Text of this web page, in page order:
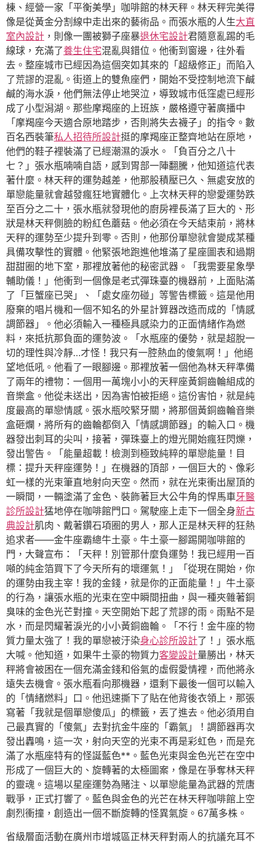
棟、經營一家「平衡美學」咖啡館的林天秤。林天秤完美得
像是從黃金分割線中走出來的藝術品。而張水瓶的人生大直
室內設計 ，則像一團被獅子座暴退休宅設計君隨意亂踢的毛
線球，充滿了養生住宅混亂與錯位。他衝到窗邊，往外看
去。整座城市已經因為這個突如其來的「超級修正」而陷入
了荒謬的混亂。街道上的雙魚座們，開始不受控制地流下鹹
鹹的海水淚，他們無法停止地哭泣，導致城市低窪處已經形
成了小型潟湖。那些摩羯座的上班族，嚴格遵守著廣播中
「摩羯座今天適合原地踏步，否則將失去襪子」的指令。數
百名西裝筆私人招待所設計挺的摩羯座正整齊地站在原地，
他們的鞋子裡裝滿了已經潮濕的淚水。「負百分之八十
七？」張水瓶喃喃自語，感到胃部一陣翻騰，他知道這代表
著什麼。林天秤的運勢越差，他那股積壓已久、無處安放的
單戀能量就會越發瘋狂地實體化。上次林天秤的戀愛運勢跌
至百分之二十，張水瓶就發現他的廚房裡長滿了巨大的、形
狀是林天秤側臉的粉紅色蘑菇。他必須在今天結束前，將林
天秤的運勢至少提升到零。否則，他那份單戀就會變成某種
具備攻擊性的實體。他緊張地跑進他堆滿了星座圖表和過期
甜甜圈的地下室，那裡放著他的秘密武器。「我需要星象學
輔助儀！」他衝到一個像是老式彈珠臺的機器前，上面貼滿
了「巨蟹座已哭」、「處女座勿碰」等警告標籤。這是他用
廢棄的唱片機和一個不知名的外星計算器改造而成的「情感
調節器」。他必須輸入一種極具感染力的正面情緒作為燃
料，來抵抗那負面的運勢波。「水瓶座的優勢，就是超脫一
切的理性與冷靜…才怪！我只有一腔熱血的傻氣啊！」他絕
望地低吼。他看了一眼腳邊。那裡放著一個他為林天秤準備
了兩年的禮物：一個用一萬塊小小的天秤座黃銅齒輪組成的
音樂盒。他從未送出，因為害怕被拒絕。這份害怕，就是純
度最高的單戀情感。張水瓶咬緊牙關，將那個黃銅齒輪音樂
盒砸爛，將所有的齒輪都倒入「情感調節器」的輸入口。機
器發出刺耳的尖叫，接著，彈珠臺上的燈光開始瘋狂閃爍，
發出警告。「能量超載！檢測到極致純粹的單戀能量！目
標：提升天秤座運勢！」在機器的頂部，一個巨大的、像彩
虹一樣的光束筆直地射向天空。然而，就在光束衝出屋頂的
一瞬間，一輛塗滿了金色、裝飾著巨大公牛角的悍馬車牙醫
診所設計猛地停在咖啡館門口。駕駛座上走下一個全身新古
典設計肌肉、戴著鑽石項圈的男人，那人正是林天秤的狂熱
追求者——金牛座霸總牛土豪。牛土豪一腳踢開咖啡館的
門，大聲宣布：「天秤！別管那什麼負運勢！我已經用一百
噸的純金箔買下了今天所有的壞運氣！」「從現在開始，你
的運勢由我主宰！我的金錢，就是你的正面能量！」牛土豪
的行為，讓張水瓶的光束在空中瞬間扭曲，與一種夾雜著銅
臭味的金色光芒對撞。天空開始下起了荒謬的雨。雨點不是
水，而是閃耀著淚光的小小黃銅齒輪。「不行！金牛座的物
質力量太強了！我的單戀被汙染身心診所設計了！」張水瓶
大喊。他知道，如果牛土豪的物質力客變設計量勝出，林天
秤將會被困在一個充滿金錢和俗氣的虛假愛情裡，而他將永
遠失去機會。張水瓶看向那機器，還剩下最後一個可以輸入
的「情緒燃料」口。他迅速撕下了貼在他背後衣領上，那張
寫著「我就是個單戀傻瓜」的標籤，丟了進去。他必須用自
己最真實的「傻氣」去對抗金牛座的「霸氣」！調節器再次
發出轟鳴，這一次，射向天空的光束不再是彩虹色，而是充
滿了水瓶座特有的怪誕藍色**。藍色光束與金色光芒在空中
形成了一個巨大的、旋轉著的太極圖案，像是在爭奪林天秤
的靈魂。這場以星座運勢為賭注、以單戀能量為武器的荒唐
戰爭，正式打響了。藍色與金色的光芒在林天秤咖啡館上空
劇烈衝撞，創造出一個不斷旋轉的怪異氣旋。67萬多株。
省級層面活動在廣州市增城區正林天秤對兩人的抗議充耳不